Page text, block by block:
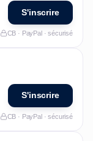
S'inscrire
CB · PayPal · sécurisé
S'inscrire
CB · PayPal · sécurisé